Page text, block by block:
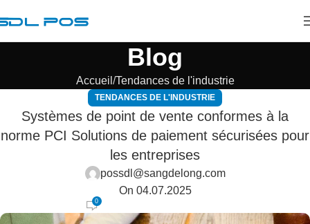
Blog
Accueil Tendances de l'industrie
TENDANCES DE L'INDUSTRIE
Systèmes de point de vente conformes à la
norme PCI Solutions de paiement sécurisées pour
les entreprises
possdl@sangdelong.com
On 04.07.2025
0